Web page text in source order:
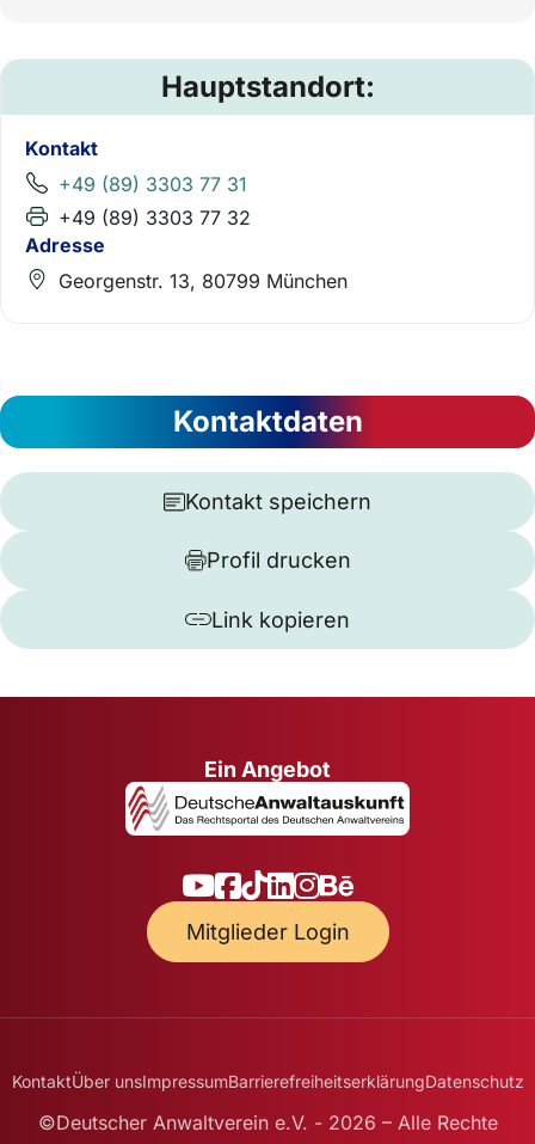
Hauptstandort:
Kontakt
+49 (89) 3303 77 31
+49 (89) 3303 77 32
Adresse
Georgenstr. 13, 80799 München
Kontaktdaten
Kontakt speichern
Profil drucken
Link kopieren
Ein Angebot
Mitglieder Login
KontaktÜber unsImpressumBarrierefreiheitserklärungDatenschutz
©Deutscher Anwaltverein e.V. - 2026 – Alle Rechte